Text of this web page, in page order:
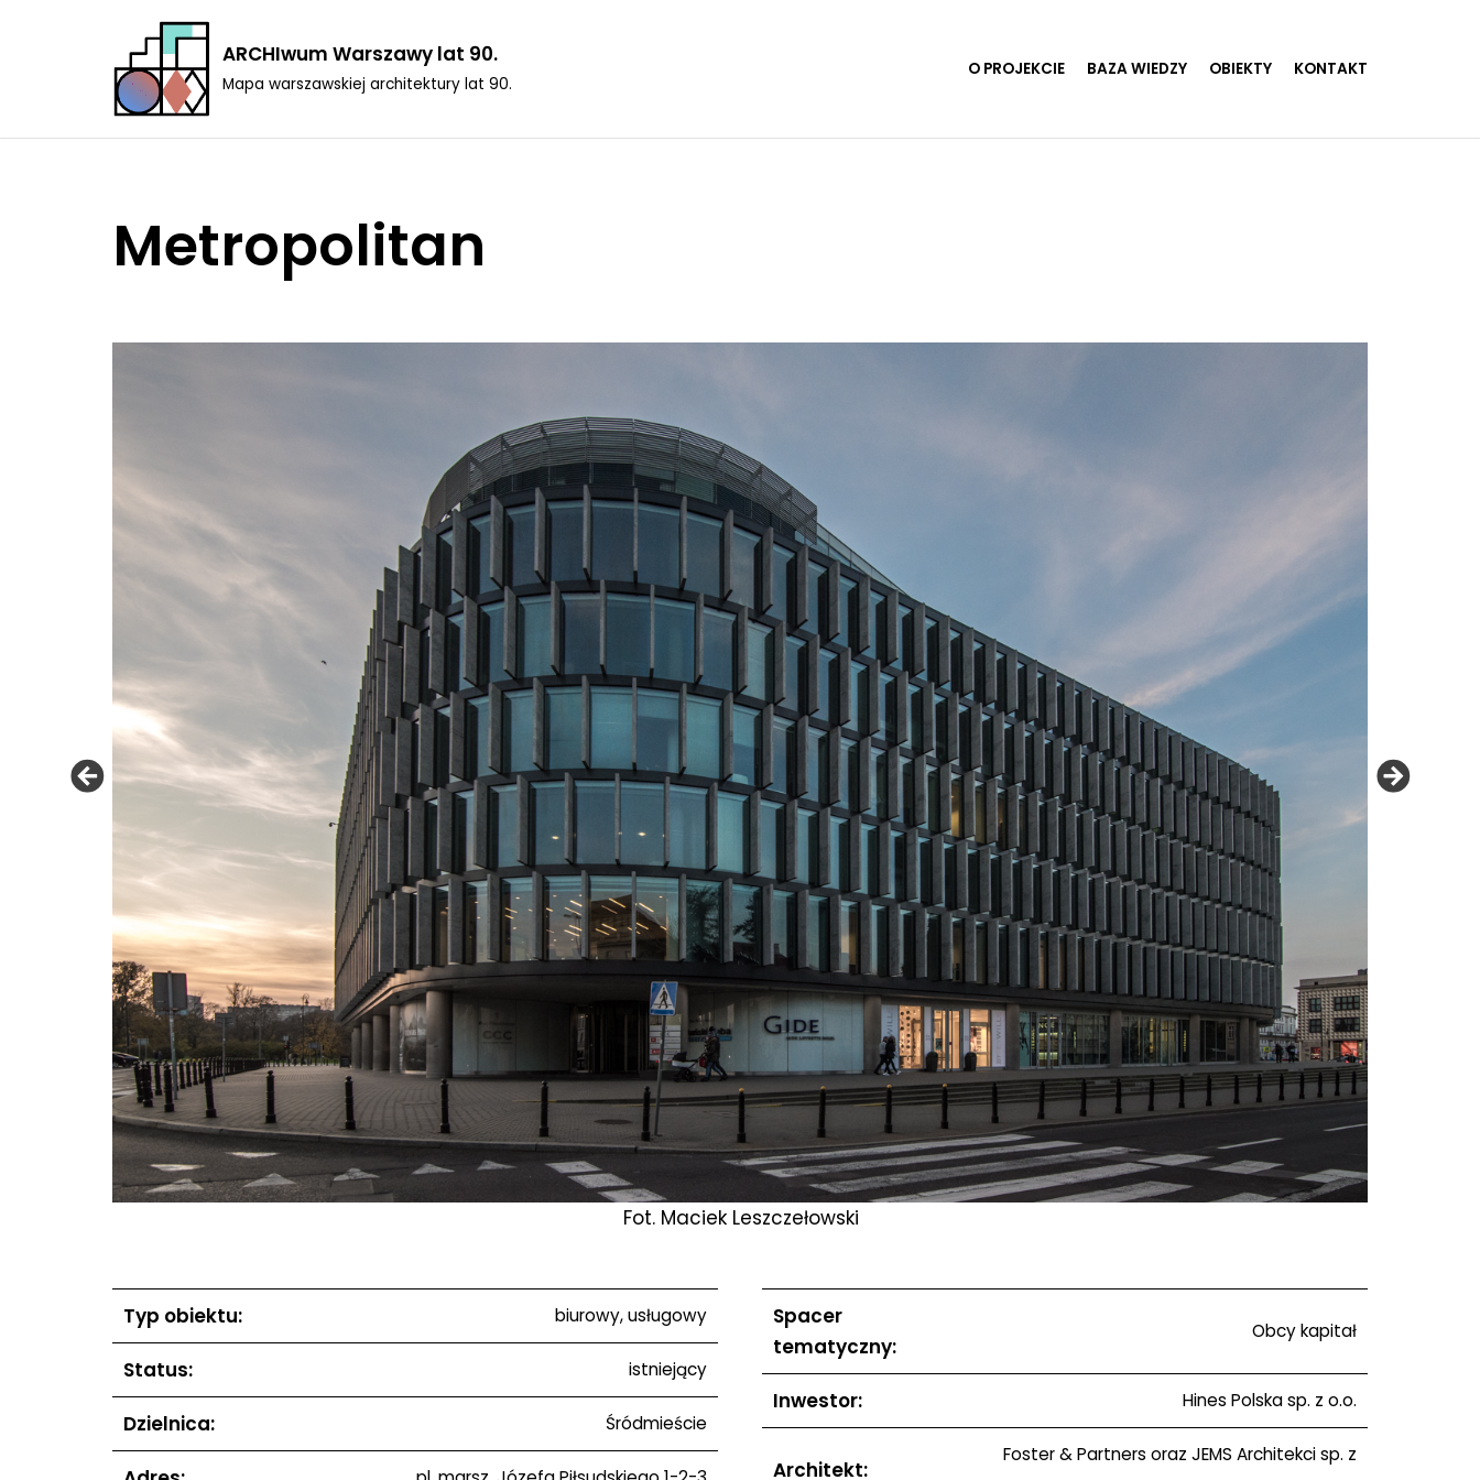
Przejdź
ARCHIwum Warszawy lat 90.
Mapa warszawskiej architektury lat 90.
O PROJEKCIE BAZA WIEDZY OBIEKTY KONTAKT
Metropolitan
Fot. Maciek Leszczełowski
Typ obiektu: biurowy, usługowy
Status: istniejący
Dzielnica: Śródmieście
Spacer
tematyczny:
Obcy kapitał
Inwestor: Hines Polska sp. z o.o.
Architekt:
Foster & Partners oraz JEMS Architekci sp. z